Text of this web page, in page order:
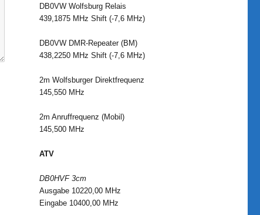
DB0VW Wolfsburg Relais
439,1875 MHz Shift (-7,6 MHz)
DB0VW DMR-Repeater (BM)
438,2250 MHz Shift (-7,6 MHz)
2m Wolfsburger Direktfrequenz
145,550 MHz
2m Anruffrequenz (Mobil)
145,500 MHz
ATV
DB0HVF 3cm
Ausgabe 10220,00 MHz
Eingabe 10400,00 MHz